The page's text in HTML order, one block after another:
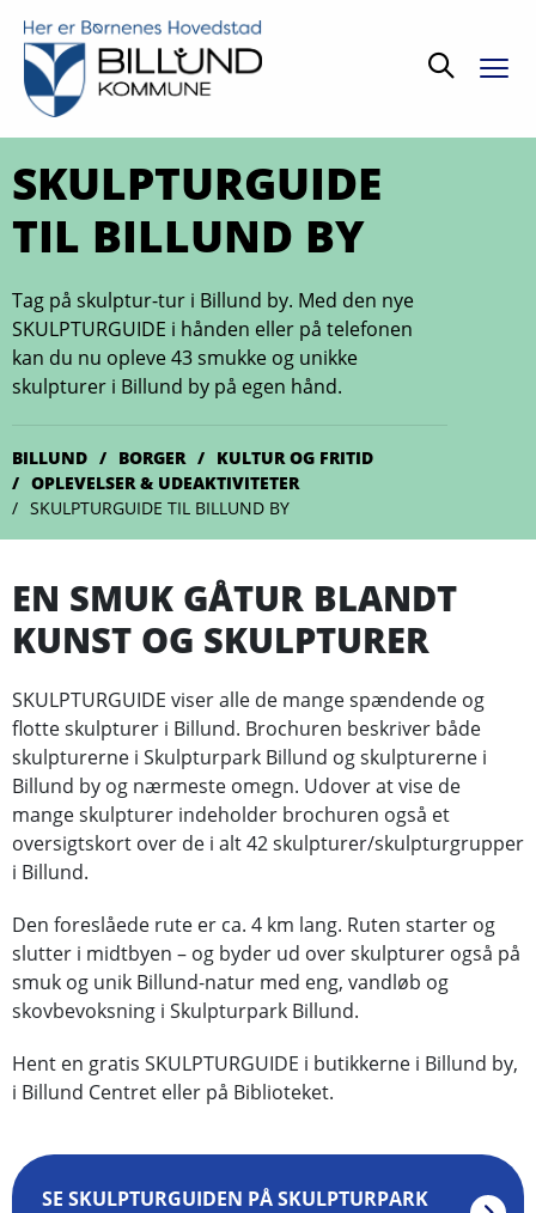
Søg
SKULPTURGUIDE
TIL BILLUND BY
Tag på skulptur-tur i Billund by. Med den nye
SKULPTURGUIDE i hånden eller på telefonen
kan du nu opleve 43 smukke og unikke
skulpturer i Billund by på egen hånd.
BILLUND BORGER
KULTUR OG FRITID
OPLEVELSER & UDE­AKTIVITETER
SKULPTURGUIDE TIL BILLUND BY
EN SMUK GÅTUR BLANDT
KUNST OG SKULPTURER
SKULPTURGUIDE viser alle de mange spændende og
flotte skulpturer i Billund. Brochuren beskriver både
skulpturerne i Skulpturpark Billund og skulpturerne i
Billund by og nærmeste omegn. Udover at vise de
mange skulpturer indeholder brochuren også et
oversigtskort over de i alt 42 skulpturer/skulpturgrupper
i Billund.
Den foreslåede rute er ca. 4 km lang. Ruten starter og
slutter i midtbyen – og byder ud over skulpturer også på
smuk og unik Billund-natur med eng, vandløb og
skovbevoksning i Skulpturpark Billund.
Hent en gratis SKULPTURGUIDE i butikkerne i Billund by,
i Billund Centret eller på Biblioteket.
SE SKULPTURGUIDEN PÅ SKULPTURPARK